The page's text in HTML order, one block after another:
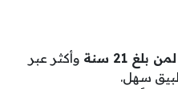
21 سنة
وأكثر عبر
سهل.